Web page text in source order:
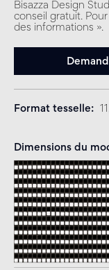
Bisazza Design
conseil gratuit.
des informations ».
Format tesselle
Dimensions du